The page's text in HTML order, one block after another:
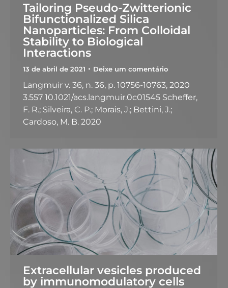
Tailoring Pseudo-Zwitterionic
Bifunctionalized Silica
Nanoparticles: From Colloidal
Stability to Biological
Interactions
13 de abril de 2021 Deixe um comentário
Langmuir v. 36, n. 36, p. 10756-10763, 2020
3.557 10.1021/acs.langmuir.0c01545 Scheffer,
F. R.; Silveira, C. P.; Morais, J.; Bettini, J.;
Cardoso, M. B. 2020
Extracellular vesicles produced
by immunomodulatory cells